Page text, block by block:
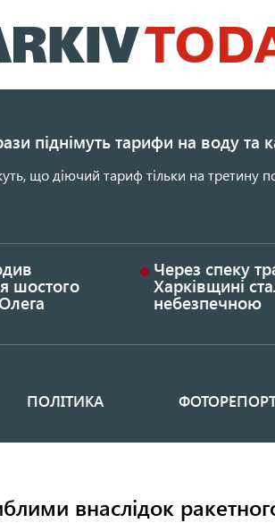
до
основного
піднімуть тарифи на воду та
що діючий тариф тільки на третину
шостого
Через спеку
Харківщині
небезпечною
ПОЛІТИКА
внаслідок